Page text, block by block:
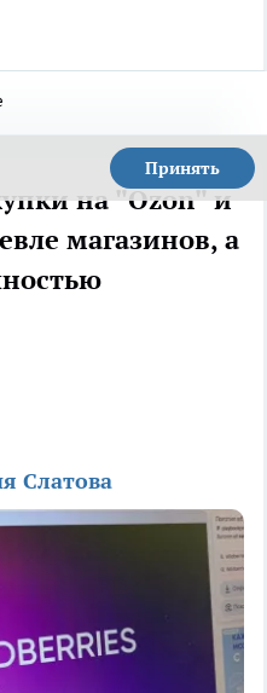
Принять
на "Ozon" и
магазинов, а
Слатова